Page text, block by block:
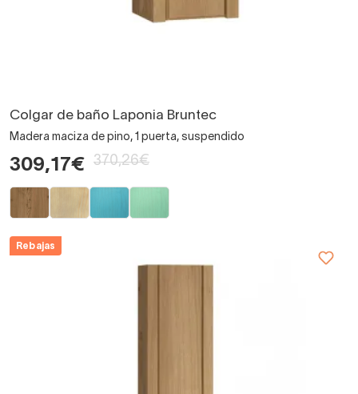
Colgar de baño Laponia Bruntec
Madera maciza de pino, 1 puerta, suspendido
309,17€ 370,26€
Rebajas